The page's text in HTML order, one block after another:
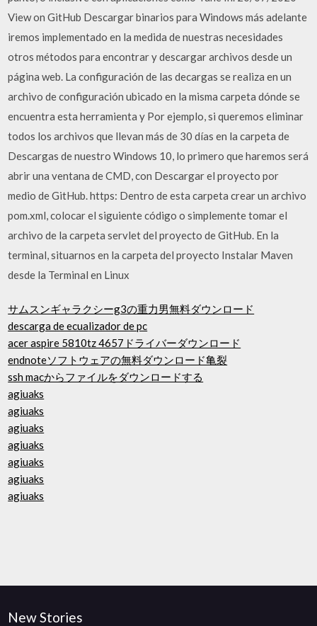
View on GitHub Descargar binarios para Windows más adelante
iremos implementado en la medida de nuestras necesidades
otros métodos para encontrar y descargar archivos desde un
página web. La configuración de las decargas se realiza en un
archivo de configuración ubicado en la misma carpeta dónde se
encuentra esta herramienta y Por ejemplo, si queremos eliminar
todos los archivos que llevan más de 30 días en la carpeta de
Descargas de nuestro Windows 10, lo primero que haremos será
abrir una ventana de CMD, con Descargar el proyecto por
medio de GitHub. https: Dentro de esta carpeta crear un archivo
pom.xml, colocar el siguiente código o simplemente tomar el
archivo de la carpeta servlet del proyecto de GitHub. En la
terminal, situarnos en la carpeta del proyecto Instalar Maven
desde la Terminal en Linux
サムスンギャラクシーg3の重力男無料ダウンロード
descarga de ecualizador de pc
acer aspire 5810tz 4657ドライバーダウンロード
endnoteソフトウェアの無料ダウンロード亀裂
ssh macからファイルをダウンロードする
agiuaks
agiuaks
agiuaks
agiuaks
agiuaks
agiuaks
agiuaks
New Stories